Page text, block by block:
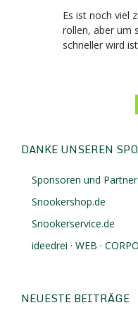
Es ist noch viel
rollen, aber um
schneller wird
DANKE UNSEREN
Sponsoren und Partner
Snookershop.de
Snookerservice.de
ideedrei · WEB ·
NEUESTE BEITRÄGE